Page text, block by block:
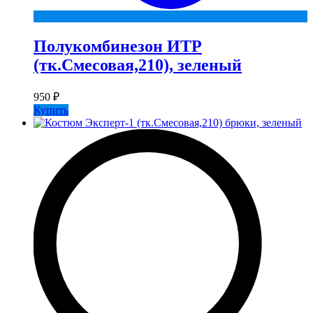
Полукомбинезон ИТР
(тк.Смесовая,210), зеленый
950 ₽
Купить